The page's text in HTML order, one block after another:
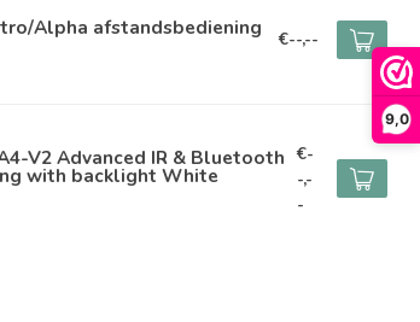
9,0
Alpha afstandsbediening €--,--
V2 Advanced IR & Bluetooth
with backlight White
€-
-,-
-